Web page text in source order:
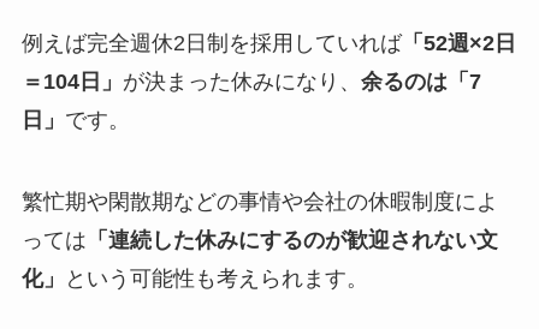
例えば完全週休2日制を採用していれば「52週×2日
＝104日」 が決まった休みになり、 余るのは「7
日」 です。
繁忙期や閑散期などの事情や会社の休暇制度によ
っては 「連続した休みにするのが歓迎されない文
化」
という可能性も考えられます。